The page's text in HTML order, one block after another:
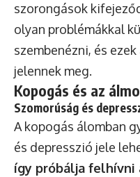
szorongások
olyan problémákkal
szembenézni, és
jelennek meg.
Kopogás és az
Szomorúság és
A kopogás álomban
és depresszió jele
így próbálja felhívni